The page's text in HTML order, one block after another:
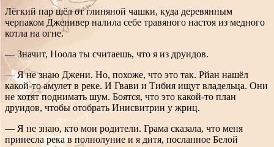
Лёгкий пар шёл от глиняной чашки, куда деревянным
черпаком Дженивер налила себе травяного настоя из медного
котла на огне.
— Значит, Ноола ты считаешь, что я из друидов.
— Я не знаю Джени. Но, похоже, что это так. Рйан нашёл
какой-то амулет в реке. И Гвави и Тибия ищут владельца. Они
не хотят поднимать шум. Боятся, что это какой-то план
друидов, чтобы отобрать Инисвитрин у жриц.
— Я не знаю, кто мои родители. Грама сказала, что меня
принесла река в полнолуние и я дитя, посланное Белой